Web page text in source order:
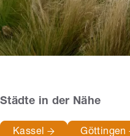
Städte in der Nähe
Kassel Göttingen